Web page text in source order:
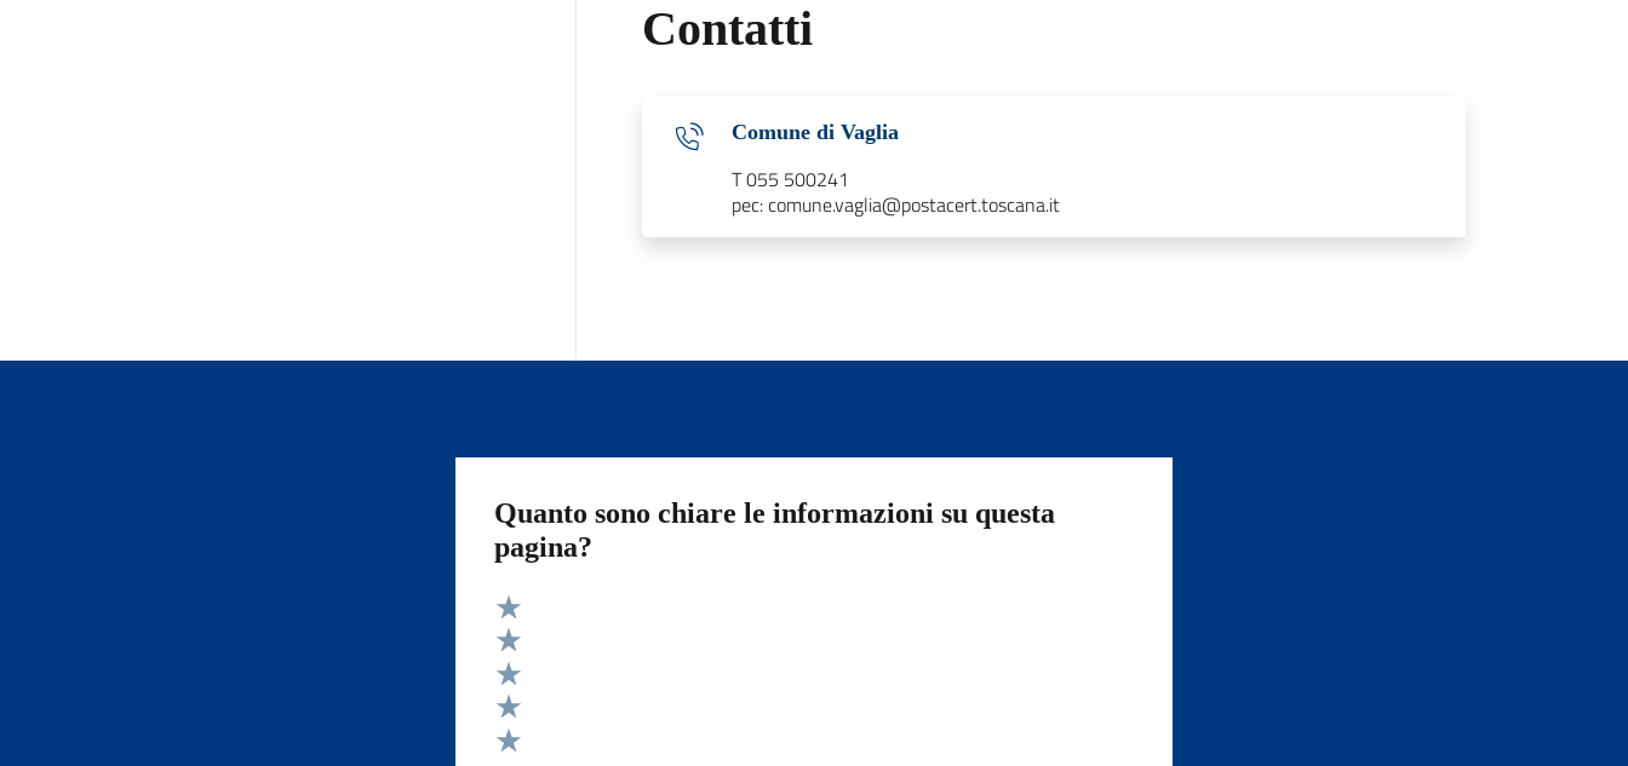
Contatti
Comune di Vaglia
T 055 500241
pec: comune.vaglia@postacert.toscana.it
Quanto sono chiare le informazioni su questa
pagina?
Valuta 5 stelle su 5
Valuta 4 stelle su 5
Valuta 3 stelle su 5
Valuta 2 stelle su 5